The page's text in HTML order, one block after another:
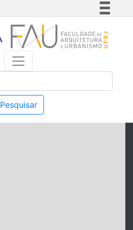
Simplifique!
Comunica BR
Acesso à informação
Pesquisar